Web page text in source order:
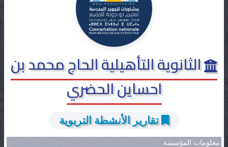
الثانوية التأهيلية الحاج محمد بن
احساين الحضري
تقارير الأنشطة التربوية
معلومات المؤسسة